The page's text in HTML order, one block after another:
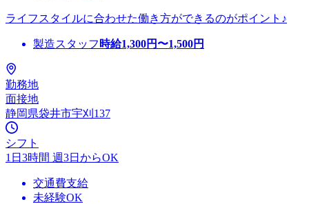
ライフスタイルに合わせた働き方ができるのがポイント♪
製造スタッフ 時給1,300円〜1,500円
勤務地
面接地
静岡県袋井市宇刈137
シフト
1日3時間 週3日からOK
交通費支給
未経験OK